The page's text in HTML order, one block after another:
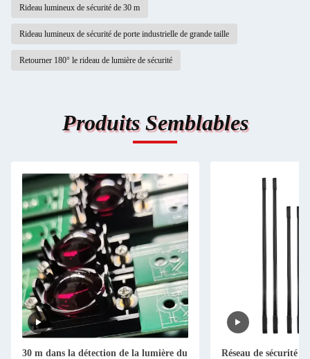
Rideau lumineux de sécurité de 30 m
Rideau lumineux de sécurité de porte industrielle de grande taille
Retourner 180° le rideau de lumière de sécurité
Produits Semblables
30 m dans la détection de la lumière du
Réseau de sécurité